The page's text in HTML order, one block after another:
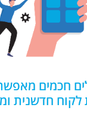
חכמים
לקוח חדשנית